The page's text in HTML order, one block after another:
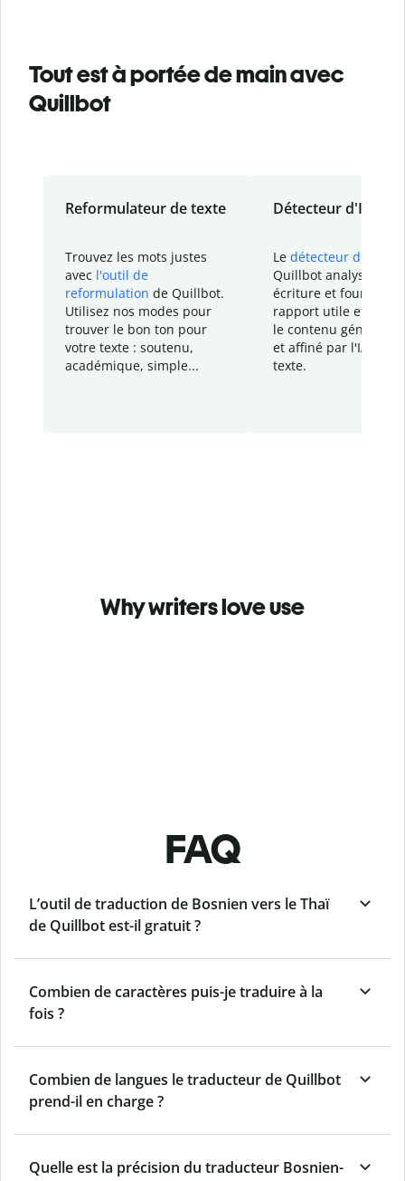
Tout est à portée de main avec
Quillbot
Reformulateur de texte
Trouvez les mots justes
avec l'outil de
reformulation de Quillbot.
Utilisez nos modes pour
trouver le bon ton pour
votre texte : soutenu,
académique, simple...
Détecteur d'IA
Le détecteur d'IA
Quillbot analyse votre
écriture et fournit un
rapport utile et
le contenu généré
et affiné par l'IA
texte.
Why writers love use
FAQ
L’outil de traduction de Bosnien vers le Thaï
de Quillbot est-il gratuit ?
Combien de caractères puis-je traduire à la
fois ?
Combien de langues le traducteur de Quillbot
prend-il en charge ?
Quelle est la précision du traducteur Bosnien-